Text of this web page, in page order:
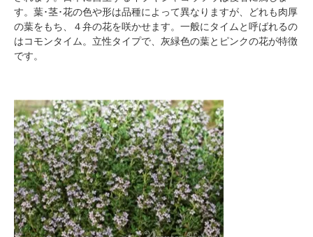
す。葉･茎･花の色や形は品種によって異なりますが、どれも肉厚
の葉をもち、４弁の花を咲かせます。一般にタイムと呼ばれるの
はコモンタイム。立性タイプで、灰緑色の葉とピンクの花が特徴
です。